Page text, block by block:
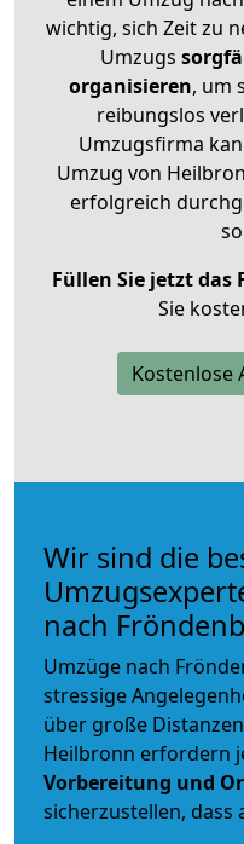
wichtig, sich Zeit zu
Umzugs
organisieren, um
reibungslos
Umzugsfirma
Umzug von
erfolgreich
Füllen Sie jetzt das
Sie
Kostenlose
Wir sind die
nach
Umzüge nach
stressige
über große
Heilbronn erfordern
Vorbereitung und
sicherzustellen, dass